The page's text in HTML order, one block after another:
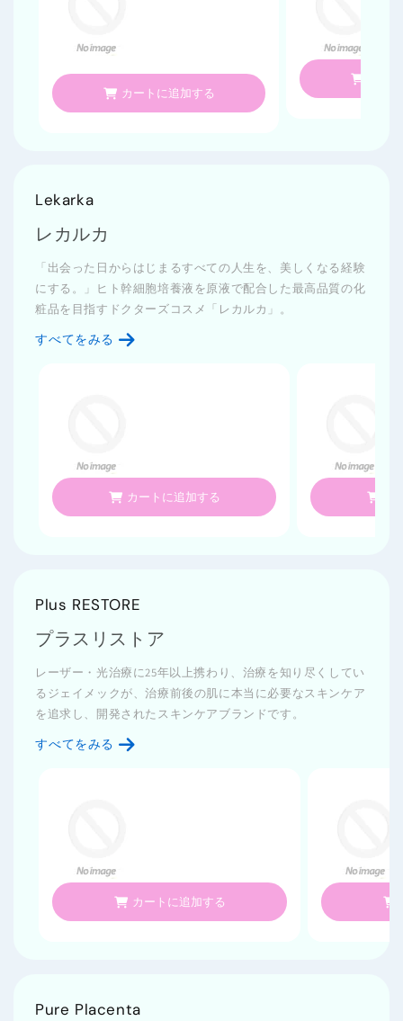
カートに追加する
Lekarka
レカルカ
「出会った日からはじまるすべての人生を、美しくなる経験
にする。」ヒト幹細胞培養液を原液で配合した最高品質の化
粧品を目指すドクターズコスメ「レカルカ」。
すべてをみる
カートに追加する
Plus RESTORE
プラスリストア
レーザー・光治療に25年以上携わり、治療を知り尽くしてい
るジェイメックが、治療前後の肌に本当に必要なスキンケア
を追求し、開発されたスキンケアブランドです。
すべてをみる
カートに追加する
Pure Placenta